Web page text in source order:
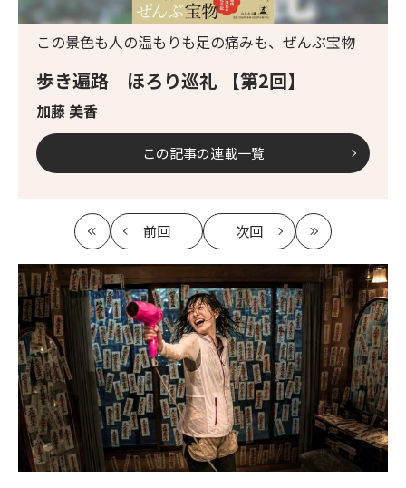
歩き遍路 ほろり巡礼 【第2回】
加藤 美香
この景色も人の温もりも足の痛みも、ぜんぶ宝物
この記事の連載一覧
最
初
前回
記
事
へ
次回
記
事
へ
最
新